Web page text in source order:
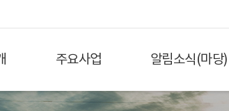
주요사업 알림소식(마당)